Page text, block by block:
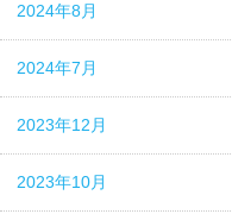
2024年8月
2024年7月
2023年12月
2023年10月